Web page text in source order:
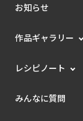
お知らせ
作品ギャラリー
レシピノート
みんなに質問